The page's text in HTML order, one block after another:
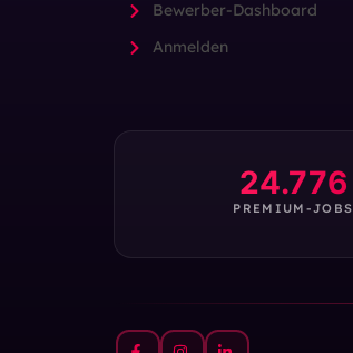
Bewerber-Dashboard
Anmelden
24.776
PREMIUM-JOBS